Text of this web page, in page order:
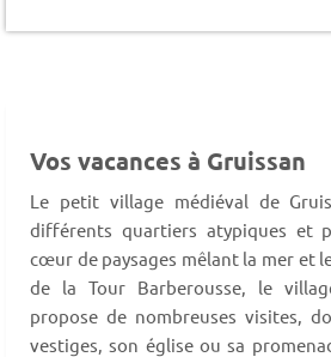
Vos vacances à Gruissan
Le petit village médiéval de
différents quartiers atypiques et
cœur de paysages mêlant la mer et
de la Tour Barberousse, le
propose de nombreuses visites,
vestiges, son église ou sa